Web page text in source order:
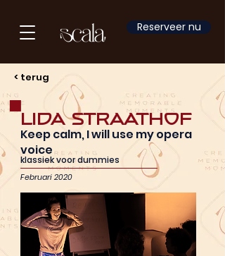
Reserveer nu
< terug
Lida Straathof
Keep calm, I will use my opera
voice
klassiek voor dummies
Februari 2020